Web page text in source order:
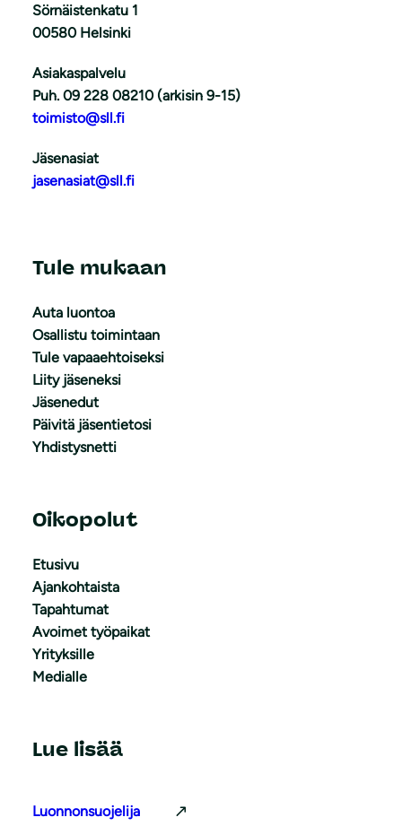
Sörnäistenkatu 1
00580 Helsinki
Asiakaspalvelu
Puh. 09 228 08210 (arkisin 9-15)
toimisto@sll.fi
Jäsenasiat
jasenasiat@sll.fi
Tule mukaan
Auta luontoa
Osallistu toimintaan
Tule vapaaehtoiseksi
Liity jäseneksi
Jäsenedut
Päivitä jäsentietosi
Yhdistysnetti
Oikopolut
Etusivu
Ajankohtaista
Tapahtumat
Avoimet työpaikat
Yrityksille
Medialle
Lue lisää
Luonnonsuojelija